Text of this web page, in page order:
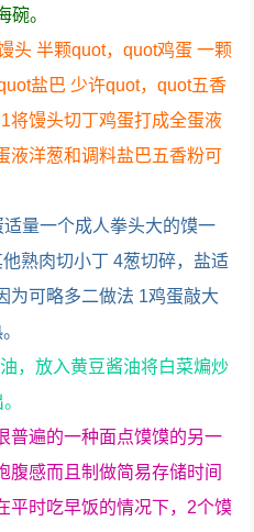
碗。
头 半颗quot，quot鸡蛋 一颗
盐巴 少许quot，quot五香
将馒头切丁鸡蛋打成全蛋液
液洋葱和调料盐巴五香粉可
量一个成人拳头大的馍一
熟肉切小丁 4葱切碎，盐适
为可略多二做法 1鸡蛋敲大
，放入黄豆酱油将白菜煸炒
普遍的一种面点馍馍的另一
腹感而且制做简易存储时间
平时吃早饭的情况下，2个馍